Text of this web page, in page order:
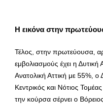
Η εικόνα στην
Τέλος, στην πρωτεύουσα,
εμβολιασμούς έχει η
Ανατολική Αττική με 55%,
Κεντρικός και Νότιος
την κούρσα σέρνει ο